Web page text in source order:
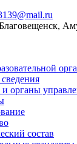
органы
состав